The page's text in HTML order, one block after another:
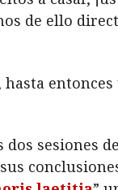
de ello
sesiones